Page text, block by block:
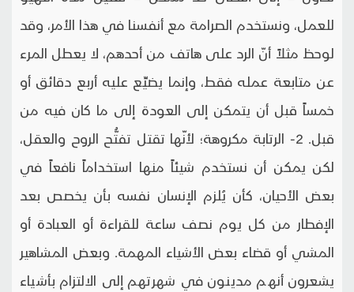
للعمل، ونستخدم الصرامة مع أنفسنا في هذا الأمر، وقد
لوحظ مثلاً أنّ الرد على هاتف من أحدهم، لا يعطل المرء
عن متابعة عمله فقط، وإنما يضيِّع عليه أربع دقائق أو
خمساً قبل أن يتمكن إلى العودة إلى ما كان فيه من
قبل. 2- الرتابة مكروهة؛ لأنّها تقتل تفتُّح الروح والعقل،
لكن يمكن أن نستخدم شيئاً منها استخداماً نافعاً في
بعض الأحيان، كأن يُلزم الإنسان نفسه بأن يخصص بعد
الإفطار من كل يوم نصف ساعة للقراءة أو العبادة أو
المشي أو قضاء بعض الأشياء المهمة. وبعض المشاهير
يشعرون أنهم مدينون في شهرتهم إلى الالتزام بأشياء